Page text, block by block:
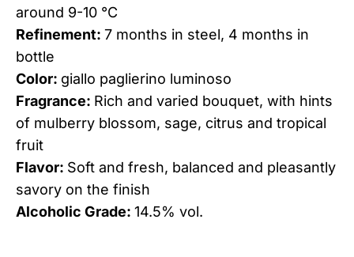
around 9-10 °C
Refinement: 7 months in steel, 4 months in
bottle
Color: giallo paglierino luminoso
Fragrance: Rich and varied bouquet, with hints
of mulberry blossom, sage, citrus and tropical
fruit
Flavor: Soft and fresh, balanced and pleasantly
savory on the finish
Alcoholic Grade: 14.5% vol.